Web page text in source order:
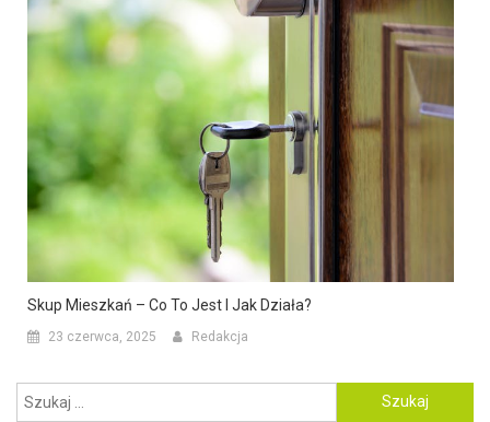
Skup Mieszkań – Co To Jest I Jak Działa?
23 czerwca, 2025 Redakcja
Szukaj: